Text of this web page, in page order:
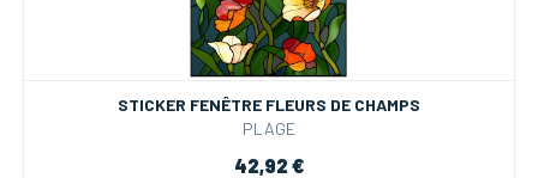
STICKER FENÊTRE FLEURS DE CHAMPS
PLAGE
42,92 €